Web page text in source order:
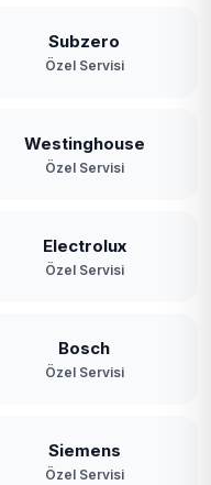
Subzero
Özel Servisi
Westinghouse
Özel Servisi
Electrolux
Özel Servisi
Bosch
Özel Servisi
Siemens
Özel Servisi